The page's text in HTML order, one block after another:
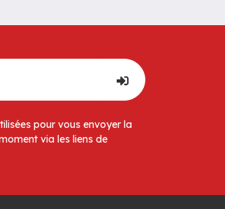
pour vous envoyer la
via les liens de